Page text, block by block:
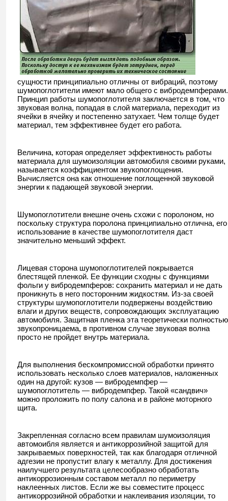
сущности принципиально отличны от вибраций, поэтому
шумопоглотители имеют мало общего с вибродемпферами.
Принцип работы шумопоглотителя заключается в том, что
звуковая волна, попадая в слой материала, переходит из
ячейки в ячейку и постепенно затухает. Чем толще будет
материал, тем эффективнее будет его работа.
Величина, которая определяет эффективность работы
материала для шумоизоляции автомобиля своими руками,
называется коэффициентом звукопоглощения.
Вычисляется она как отношение поглощенной звуковой
энергии к падающей звуковой энергии.
Шумопоглотители внешне очень схожи с поролоном, но
поскольку структура поролона принципиально отлична, его
использование в качестве шумопоглотителя даст
значительно меньший эффект.
Лицевая сторона шумопоглотителей покрывается
блестящей пленкой. Ее функции сходны с функциями
фольги у вибродемпферов: сохранить материал и не дать
проникнуть в него посторонним жидкостям. Из-за своей
структуры шумопоглотители подвержены воздействию
влаги и других веществ, сопровождающих эксплуатацию
автомобиля. Защитная пленка эта теоретически полностью
звукопроницаема, в противном случае звуковая волна
просто не пройдет внутрь материала.
Для выполнения бескомпромиссной обработки принято
использовать несколько слоев материалов, наложенных
один на другой: кузов — вибродемпфер —
шумопоглотитель — вибродемпфер. Такой «сандвич»
можно проложить по полу салона и в районе моторного
щита.
Закрепленная согласно всем правилам шумоизоляция
автомоибля является и антикоррозийной защитой для
закрываемых поверхностей, так как благодаря отличной
адгезии не пропустит влагу к металлу. Для достижения
наилучшего результата целесообразно обработать
антикоррозионным составом металл по периметру
наклеенных листов. Если же вы совместите процесс
антикоррозийной обработки и наклеивания изоляции, то